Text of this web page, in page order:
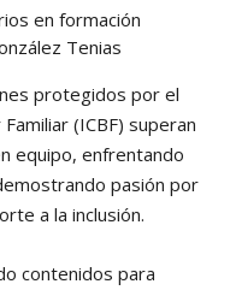
en formación
Tenias
protegidos por el
(ICBF) superan
equipo, enfrentando
pasión por
a la inclusión.
contenidos para